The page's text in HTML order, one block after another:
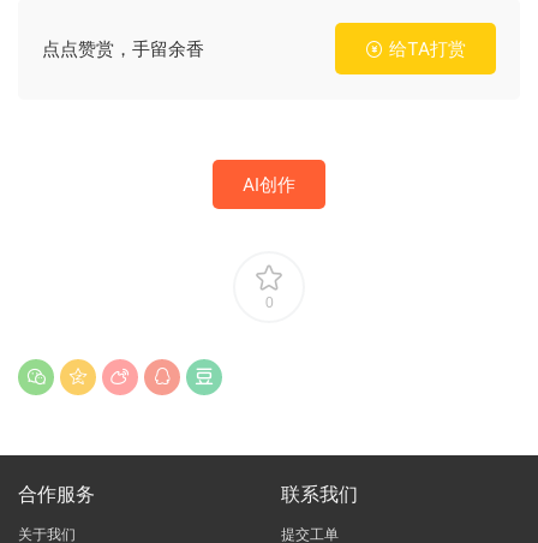
点点赞赏，手留余香 给TA打赏
AI创作
0
合作服务
关于我们
联系我们
提交工单